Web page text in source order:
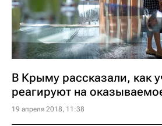
В Крыму рассказали, как
реагируют на
19 апреля 2018, 11:38